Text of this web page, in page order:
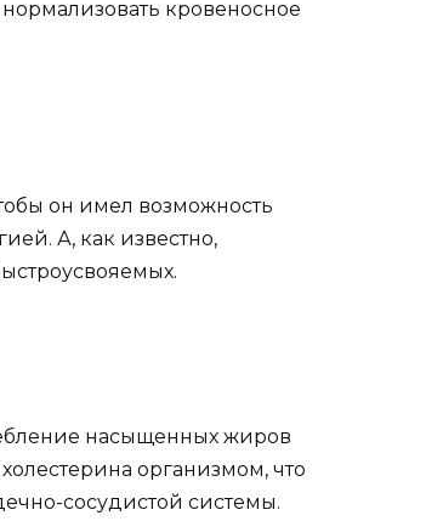
кровеносное
он имел возможность
А, как известно,
насыщенных жиров
организмом, что
сосудистой системы.